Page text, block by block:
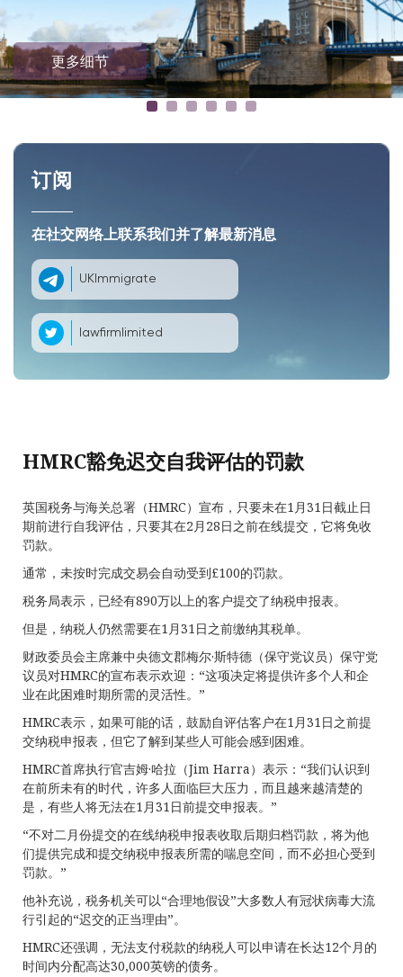
更多细节
订阅
在社交网络上联系我们并了解最新消息
UKImmigrate
lawfirmlimited
HMRC豁免迟交自我评估的罚款
英国税务与海关总署（HMRC）宣布，只要未在1月31日截止日
期前进行自我评估，只要其在2月28日之前在线提交，它将免收
罚款。
通常，未按时完成交易会自动受到£100的罚款。
税务局表示，已经有890万以上的客户提交了纳税申报表。
但是，纳税人仍然需要在1月31日之前缴纳其税单。
财政委员会主席兼中央德文郡梅尔·斯特德（保守党议员）保守党
议员对HMRC的宣布表示欢迎：“这项决定将提供许多个人和企
业在此困难时期所需的灵活性。”
HMRC表示，如果可能的话，鼓励自评估客户在1月31日之前提
交纳税申报表，但它了解到某些人可能会感到困难。
HMRC首席执行官吉姆·哈拉（Jim Harra）表示：“我们认识到
在前所未有的时代，许多人面临巨大压力，而且越来越清楚的
是，有些人将无法在1月31日前提交申报表。”
“不对二月份提交的在线纳税申报表收取后期归档罚款，将为他
们提供完成和提交纳税申报表所需的喘息空间，而不必担心受到
罚款。”
他补充说，税务机关可以“合理地假设”大多数人有冠状病毒大流
行引起的“迟交的正当理由”。
HMRC还强调，无法支付税款的纳税人可以申请在长达12个月的
时间内分配高达30,000英镑的债务。